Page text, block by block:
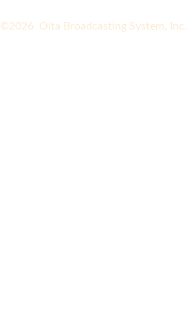
©2026 Oita Broadcasting System, Inc.